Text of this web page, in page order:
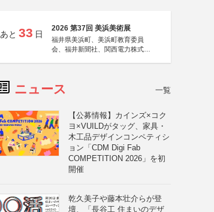
あと 33 日
2026 第37回 美浜美術展
福井県美浜町、美浜町教育委員
会、福井新聞社、関西電力株式会
ニュース 一覧
【公募情報】カインズ×コク
ヨ×VUILDがタッグ、家具・
木工品デザインコンペティシ
ョン「CDM Digi Fab
COMPETITION 2026」を初
開催
乾久美子や藤本壮介らが登
壇、「長谷工 住まいのデザ